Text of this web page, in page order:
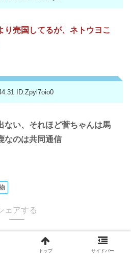
り売国してるが、ネトウヨこ
ID:Zpyl7oio0
ない、それほど菅ちゃんは馬
なのは共同通信
ェアする
トップ サイドバー